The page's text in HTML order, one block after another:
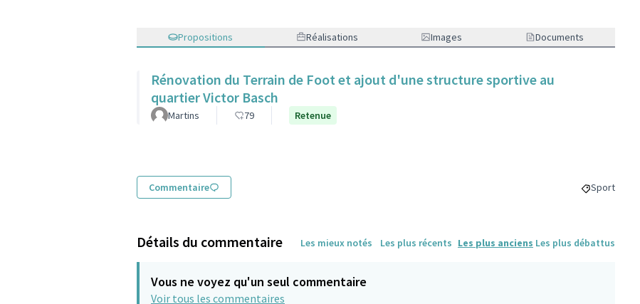
Propositions Réalisations Images Documents
Rénovation du Terrain de Foot et ajout d'une structure sportive au
quartier Victor Basch
Martins 79 Retenue
Commentaire Filtrer les
Sport
Détails du commentaire Les mieux notés Les plus récents Les plus anciens Les plus débattus
Vous ne voyez qu'un seul commentaire
Voir tous les commentaires